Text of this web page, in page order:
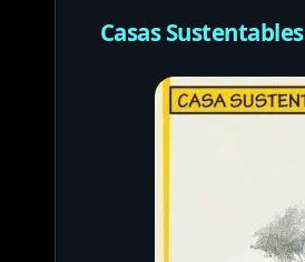
Casas Sustentables